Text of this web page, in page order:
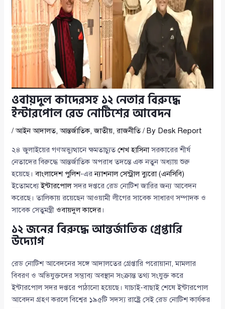
ওবায়দুল কাদেরসহ ১২ নেতার বিরুদ্ধে
ইন্টারপোল রেড নোটিশের আবেদন
/আইন আদালত,আন্তর্জাতিক,জাতীয়,রাজনীতি/ By Desk Report
২৪ জুলাইয়ের গণঅভ্যুত্থানে ক্ষমতাচ্যুতশেখ হাসিনাসরকারের শীর্ষ
নেতাদের বিরুদ্ধে আন্তর্জাতিক অপরাধ তদন্তে এক নতুন অধ্যায় শুরু
হয়েছে।বাংলাদেশ পুলিশ-এরন্যাশনাল সেন্ট্রাল ব্যুরো (এনসিবি)
ইতোমধ্যেইন্টারপোলসদর দপ্তরে রেড নোটিশ জারির জন্য আবেদন
করেছে। তালিকায় রয়েছেন আওয়ামী লীগের সাবেক সাধারণ সম্পাদক ও
সাবেক সেতুমন্ত্রীওবায়দুল কাদের ।
১২ জনের বিরুদ্ধে আন্তর্জাতিক গ্রেপ্তারি
উদ্যোগ
রেড নোটিশ আবেদনের সঙ্গে আদালতের গ্রেপ্তারি পরোয়ানা, মামলার
বিবরণ ও অভিযুক্তদের সম্ভাব্য অবস্থান সংক্রান্ত তথ্য সংযুক্ত করে
ইন্টারপোল সদর দপ্তরে পাঠানো হয়েছে। যাচাই-বাছাই শেষে ইন্টারপোল
আবেদন গ্রহণ করলে বিশ্বের ১৯৫টি সদস্য রাষ্ট্রে সেই রেড নোটিশ কার্যকর